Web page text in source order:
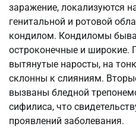
заражение, локализуются
генитальной и ротовой
кондилом. Кондиломы
остроконечные и широкие.
вытянутые наросты, на
склонны к слияниям.
вызваны бледной
сифилиса, что
проявлений заболевания.